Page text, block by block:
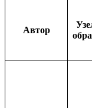
Автор